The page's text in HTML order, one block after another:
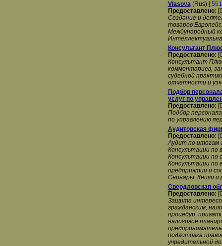
Vlasova(Rus) [
Предоставлено:
Создание и
товаров
Международный
Консультант
Предоставлено:
Консультант
комментариев,
судебной
отчетности и
Подбор
услуг по
Предоставлено:
Подбор
по управлению
Аудиторская
Предоставлено:
Аудит по итогам
Консультации по
Консультации по
Консультации по
предприятии и
Сеинары. Книги
Свердловская
Предоставлено:
Защита
гражданским,
процедур,
налоговое
подготовка
учредительной